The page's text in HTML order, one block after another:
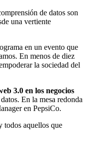
de datos son
una vertiente
en un evento que
En menos de diez
la sociedad del
3.0 en los negocios
En la mesa redonda
en PepsiCo.
todos aquellos que